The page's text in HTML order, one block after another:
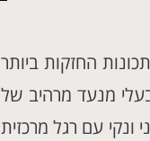
החזקות ביותר
מנעד מרהיב של
ונקי עם רגל מרכזית